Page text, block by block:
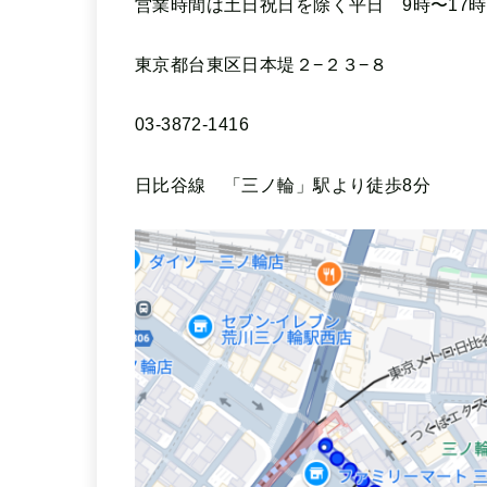
東京都台東区日本堤２−２３−８
03-3872-1416
日比谷線 「三ノ輪」駅より徒歩8分